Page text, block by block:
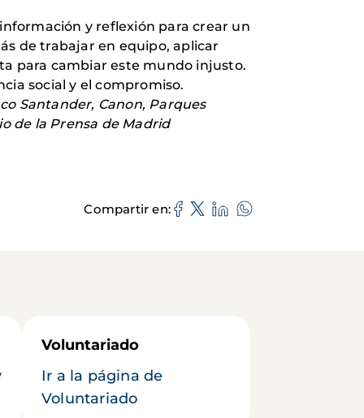
y reflexión para crear un
de trabajar en equipo, aplicar
para cambiar este mundo injusto.
social y el compromiso.
Santander, Canon, Parques
de la Prensa de Madrid
Compartir en
Voluntariado
Ir a la página de
Voluntariado